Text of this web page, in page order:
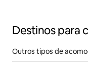
Destinos para
Outros tipos de